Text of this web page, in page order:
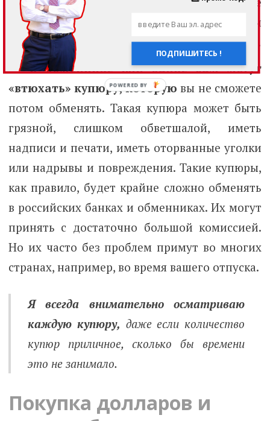
оценивать целесообразность покупки
валюты онлайн или в обменнике или в банке.
В обменнике или банке вам могут
«втюхать» купюру, которую вы не сможете
потом обменять. Такая купюра может быть
грязной, слишком обветшалой, иметь
надписи и печати, иметь оторванные уголки
или надрывы и повреждения. Такие купюры,
как правило, будет крайне сложно обменять
в российских банках и обменниках. Их могут
принять с достаточно большой комиссией.
Но их часто без проблем примут во многих
странах, например, во время вашего отпуска.
Я всегда внимательно осматриваю
каждую купюру, даже если количество
купюр приличное, сколько бы времени
это не занимало.
Покупка долларов и
ПОДПИШИТЕСЬ !